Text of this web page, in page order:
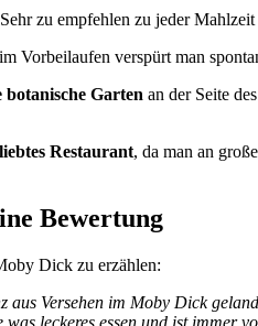
zu empfehlen zu jeder
Vorbeilaufen verspürt man
botanische Garten an der Seite
Restaurant, da man an
Bewertung
Dick zu erzählen:
aus Versehen im Moby Dick
leckeres essen und ist immer